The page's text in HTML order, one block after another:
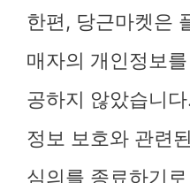
한편, 당근마켓은
매자의 개인정보
공하지 않았습니
정보 보호와 관련
심의를 종료하기